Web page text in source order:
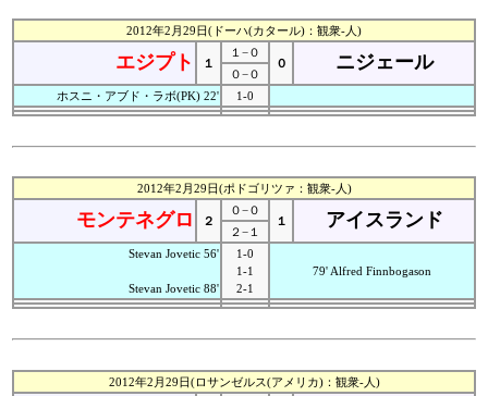
2012年2月29日(ドーハ(カタール)：観衆-人)
エジプト １
１−０
０
ニジェール
０−０
ホスニ・アブド・ラボ(PK) 22'
1-0
2012年2月29日(ポドゴリツァ：観衆-人)
モンテネグロ ２
０−０
１
アイスランド
２−１
Stevan Jovetic 56'
Stevan Jovetic 88'
1-0
1-1
2-1
79' Alfred Finnbogason
2012年2月29日(ロサンゼルス(アメリカ)：観衆-人)